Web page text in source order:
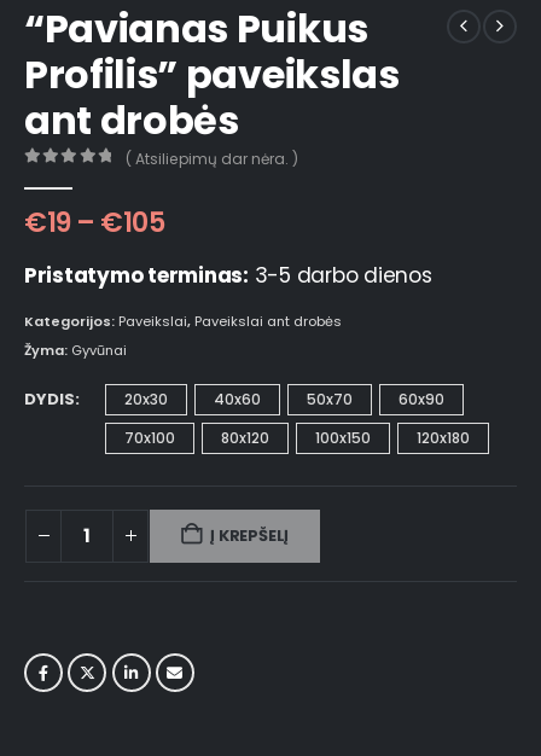
“Pavianas Puikus
Profilis” paveikslas
ant drobės
( Atsiliepimų dar nėra. )
€19 – €105
Pristatymo terminas: 3-5 darbo dienos
Kategorijos: Paveikslai, Paveikslai ant drobės
Žyma: Gyvūnai
DYDIS 20x30 40x60 50x70
60x90
70x100
80x120 100x150 120x180
Į KREPŠELĮ